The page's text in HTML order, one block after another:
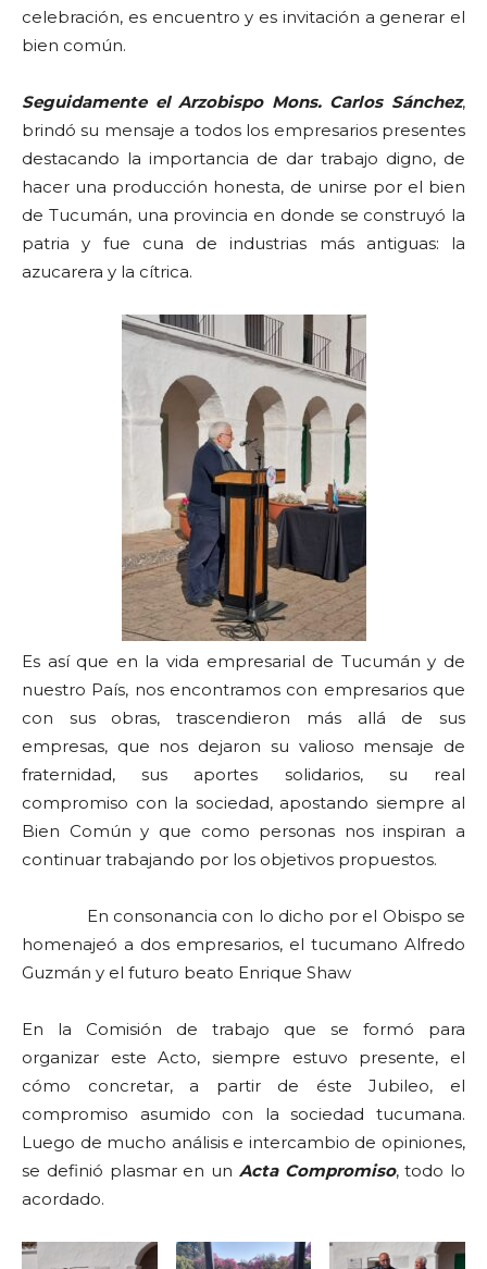
celebración, es encuentro y es invitación a generar el
bien común.
Seguidamente el Arzobispo Mons. Carlos Sánchez,
brindó su mensaje a todos los empresarios presentes
destacando la importancia de dar trabajo digno, de
hacer una producción honesta, de unirse por el bien
de Tucumán, una provincia en donde se construyó la
patria y fue cuna de industrias más antiguas: la
azucarera y la cítrica.
Es así que en la vida empresarial de Tucumán y de
nuestro País, nos encontramos con empresarios que
con sus obras, trascendieron más allá de sus
empresas, que nos dejaron su valioso mensaje de
fraternidad, sus aportes solidarios, su real
compromiso con la sociedad, apostando siempre al
Bien Común y que como personas nos inspiran a
continuar trabajando por los objetivos propuestos.
En consonancia con lo dicho por el Obispo se
homenajeó a dos empresarios, el tucumano Alfredo
Guzmán y el futuro beato Enrique Shaw
En la Comisión de trabajo que se formó para
organizar este Acto, siempre estuvo presente, el
cómo concretar, a partir de éste Jubileo, el
compromiso asumido con la sociedad tucumana.
Luego de mucho análisis e intercambio de opiniones,
se definió plasmar en un Acta Compromiso, todo lo
acordado.